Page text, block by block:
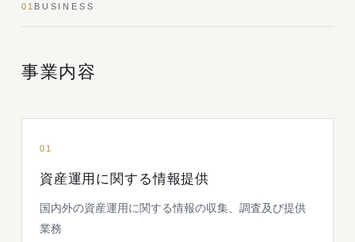
01 BUSINESS
事業内容
01
資産運用に関する情報提供
国内外の資産運用に関する情報の収集、調査及び提供
業務